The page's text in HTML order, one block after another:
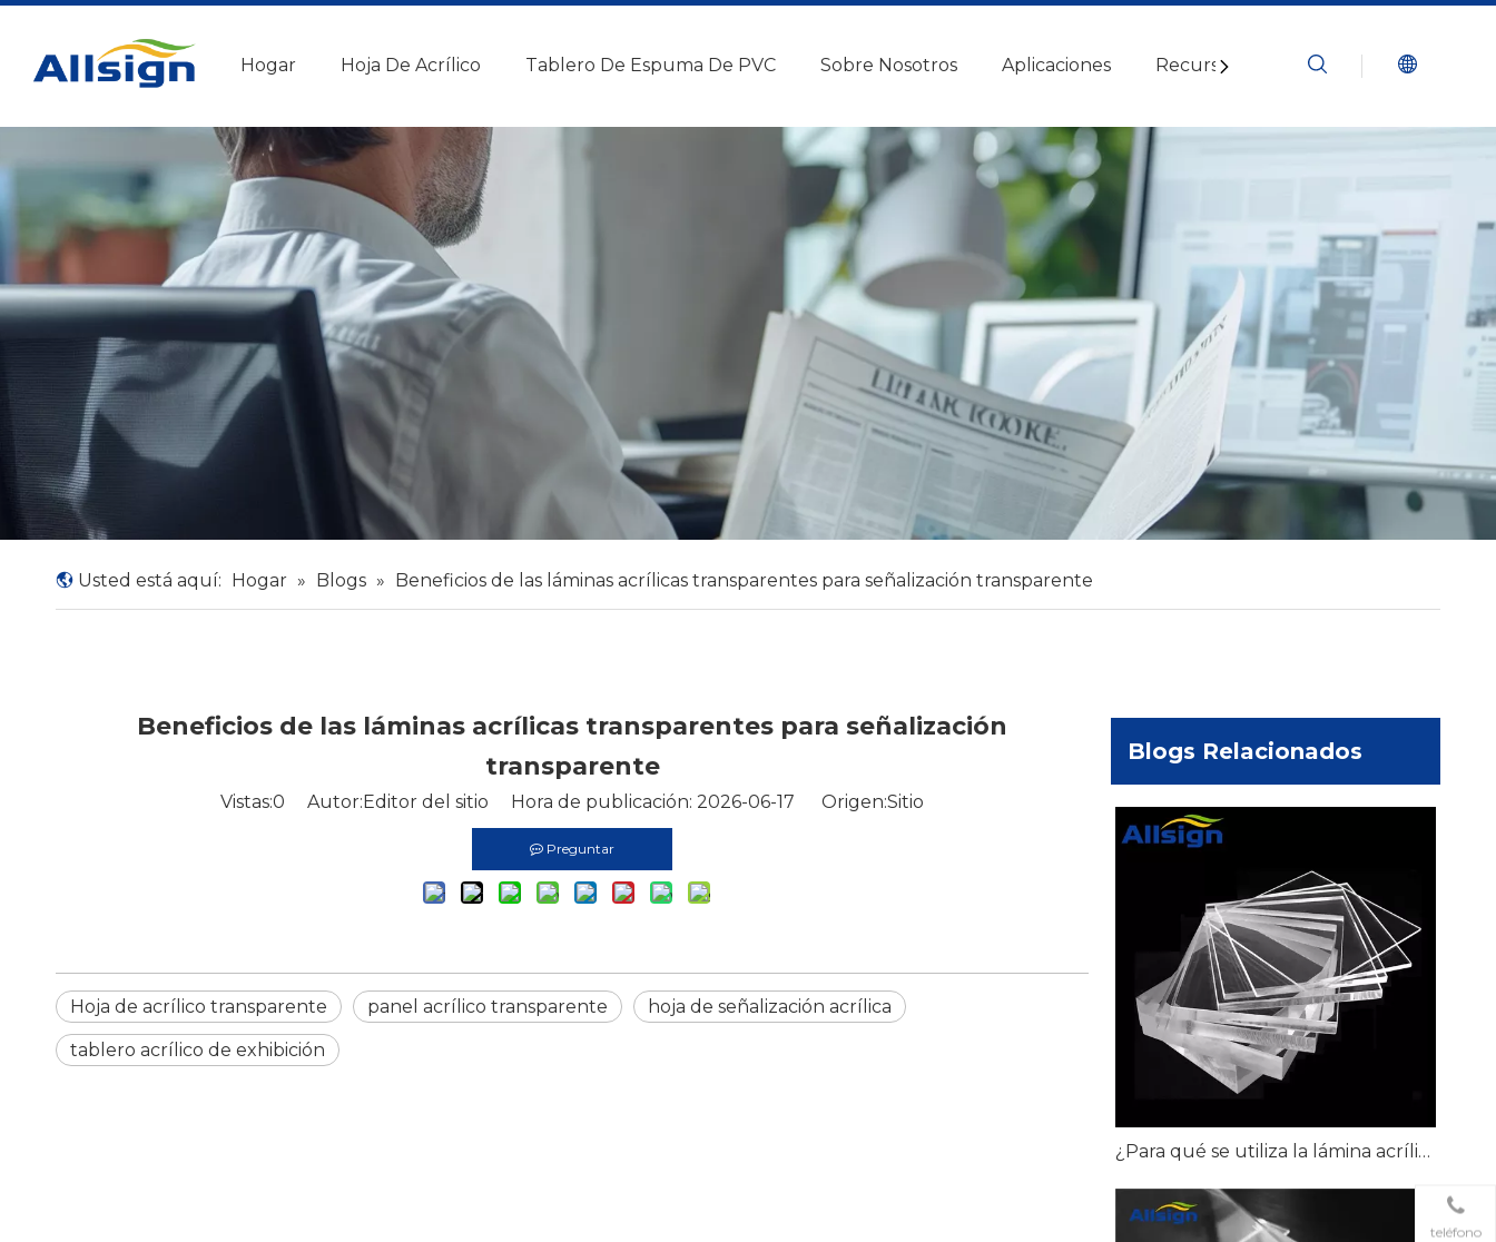
Hogar Hoja De Acrílico Tablero De Espuma De PVC Sobre Nosotros Aplicaciones Recursos Blogs Contáctenos
Usted está aquí: Hogar » Blogs » Beneficios de las láminas acrílicas transparentes para señalización transparente
Beneficios de las láminas acrílicas transparentes para señalización
transparente
Vistas:0 Autor:Editor del sitio Hora de publicación: 2026-06-17 Origen:Sitio
Preguntar
Hoja de acrílico transparente panel acrílico transparente hoja de señalización acrílica
tablero acrílico de exhibición
Blogs Relacionados
¿Para qué se utiliza la lámina acrílica de alta claridad?
teléfono